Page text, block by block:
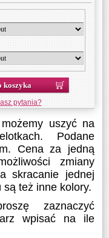
pytania?
uszyć na
Podane
Cena za jedną
zmiany
skracanie jednej
są też inne kolory.
zaznaczyć
wpisać na ile